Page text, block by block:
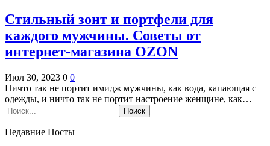
Стильный зонт и портфели для
каждого мужчины. Советы от
интернет-магазина OZON
Июл 30, 2023 0 0
Ничто так не портит имидж мужчины, как вода, капающая с
одежды, и ничто так не портит настроение женщине, как…
Недавние Посты